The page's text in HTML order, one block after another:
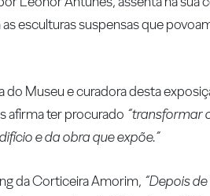
esculturas suspensas que
Museu e curadora desta
afirma ter procurado “transformar
e da obra que expõe.”
da Corticeira Amorim, “Depois